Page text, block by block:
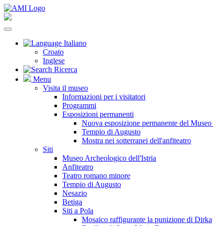
Italiano
Croato
Inglese
Ricerca
Menu
Visita il museo
Informazioni per i visitatori
Programmi
Esposizioni permanenti
Nuova esposizione permanente del
Tempio di Augusto
Mostra nei sotterranei dell'anfiteatro
Siti
Museo Archeologico dell'Istria
Anfiteatro
Teatro romano minore
Tempio di Augusto
Nesazio
Betiga
Siti a Pola
Mosaico raffigurante la punizione di Dirka